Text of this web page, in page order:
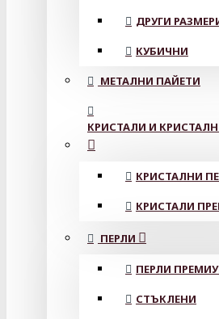
ДРУГИ
КУБИЧНИ
МЕТАЛНИ ПАЙЕТИ
КРИСТАЛИ И
КРИСТАЛНИ
КРИСТАЛИ
ПЕРЛИ
ПЕРЛИ
СТЪКЛЕНИ